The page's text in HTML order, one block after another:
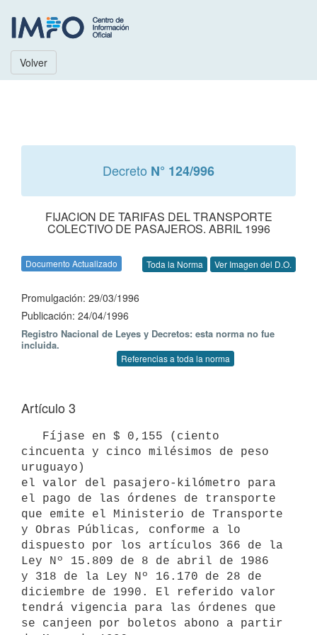
Volver
Decreto N° 124/996
FIJACION DE TARIFAS DEL TRANSPORTE
COLECTIVO DE PASAJEROS. ABRIL 1996
Documento Actualizado Toda la Norma Ver Imagen del D.O.
Promulgación: 29/03/1996
Publicación: 24/04/1996
Registro Nacional de Leyes y Decretos: esta norma no fue
incluida.
Referencias a toda la norma
Artículo 3
cincuenta y cinco milésimos de peso
uruguayo)
el valor del pasajero-kilómetro para
el pago de las órdenes de transporte
que emite el Ministerio de Transporte
y Obras Públicas, conforme a lo
dispuesto por los artículos 366 de la
Ley Nº 15.809 de 8 de abril de 1986
y 318 de la Ley Nº 16.170 de 28 de
diciembre de 1990. El referido valor
tendrá vigencia para las órdenes que
se canjeen por boletos abono a partir